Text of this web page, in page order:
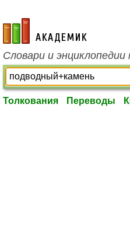
academic.ru
Словари и энциклопедии
Толкования Переводы